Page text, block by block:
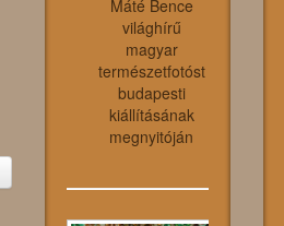
Máté Bence
világhírű
magyar
természetfotóst
budapesti
kiállításának
megnyitóján